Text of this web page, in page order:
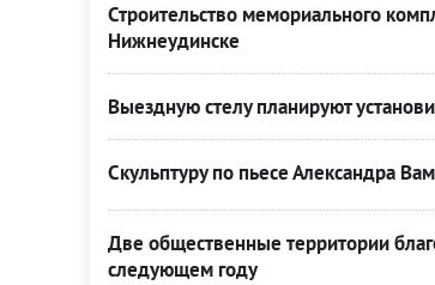
Строительство мемориального
Нижнеудинске
Выездную стелу планируют
Скульптуру по пьесе Александра
Две общественные территории
следующем году